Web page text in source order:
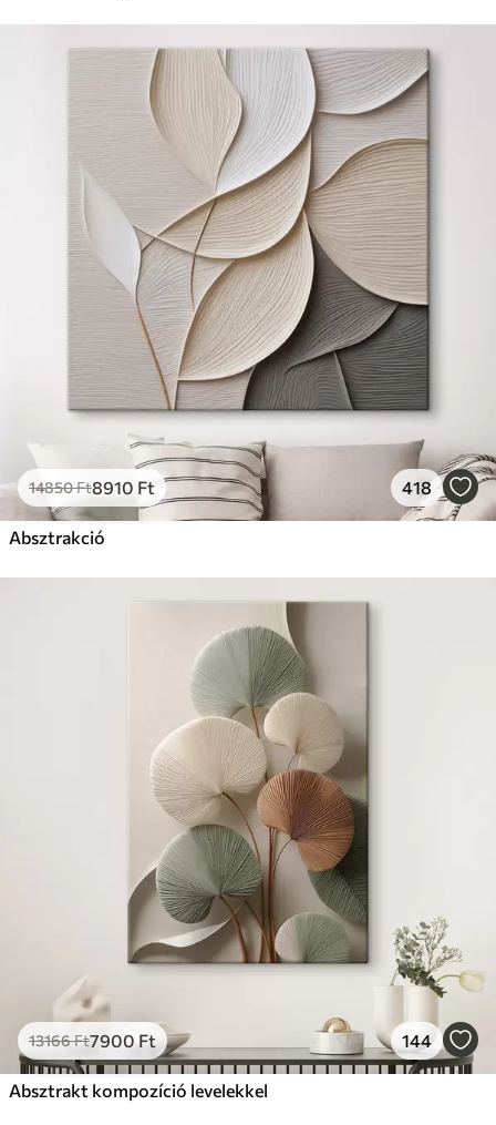
14850Ft8910 Ft 418
Absztrakció
13166Ft7900 Ft 144
Absztrakt kompozíció levelekkel